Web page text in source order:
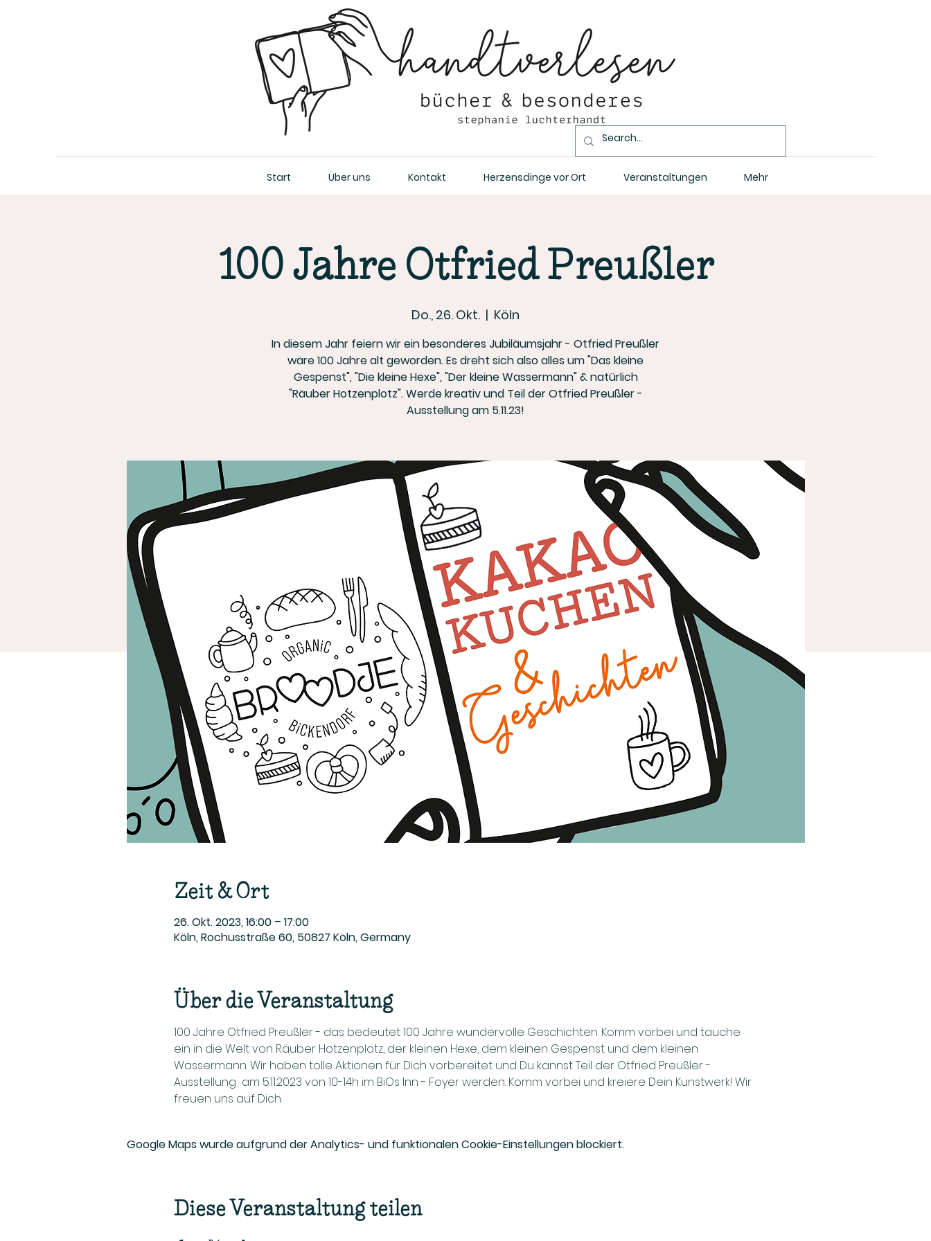
Start Über uns Kontakt Herzensdinge vor Ort Veranstaltungen Mehr
100 Jahre Otfried Preußler
Do., 26. Okt.
  |
Köln
In diesem Jahr feiern wir ein besonderes Jubiläumsjahr - Otfried Preußler
wäre 100 Jahre alt geworden. Es dreht sich also alles um "Das kleine
Gespenst", "Die kleine Hexe", "Der kleine Wassermann" & natürlich
"Räuber Hotzenplotz". Werde kreativ und Teil der Otfried Preußler -
Ausstellung am 5.11.23!
Zeit & Ort
26. Okt. 2023, 16:00 – 17:00
Köln, Rochusstraße 60, 50827 Köln, Germany
Über die Veranstaltung
100 Jahre Otfried Preußler - das bedeutet 100 Jahre wundervolle Geschichten. Komm vorbei und tauche
ein in die Welt von Räuber Hotzenplotz, der kleinen Hexe, dem kleinen Gespenst und dem kleinen
Wassermann. Wir haben tolle Aktionen für Dich vorbereitet und Du kannst Teil der Otfried Preußler -
Ausstellung  am 5.11.2023 von 10-14h im BiOs Inn - Foyer werden. Komm vorbei und kreiere Dein Kunstwerk! Wir
freuen uns auf Dich.
Google Maps wurde aufgrund der Analytics- und funktionalen Cookie-Einstellungen blockiert.
Diese Veranstaltung teilen